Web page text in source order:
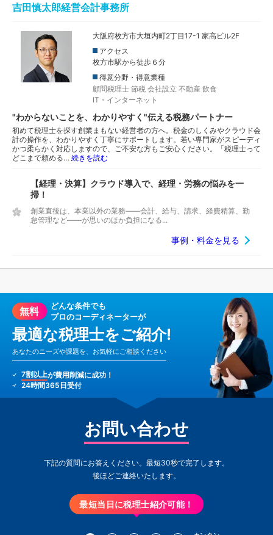
吉田慎太郎経営会計事務所
大阪府枚方市大垣内町2丁目17-1 家高ビル2F
アクセス
枚方市駅から徒歩６分
得意分野・得意業種
顧問税理士 節税 会社設立 不動産 飲食
IT・インターネット
"わからないことを、わかりやすく"伝える税務パートナー
初めて税理士を探す創業まもない経営者の方へ。税金のしくみやクラウド会
計の操作を、わかりやすく丁寧にサポートします。若い専門家がスピーディ
かつ柔らかく対応しますので、ご不安な方もご安心ください。「税理士って
どこまで頼める… 続きを読む
【経理・決算】クラウド導入で、経理・労務の悩みを一
掃！
創業直後は、本業以外の業務――会計、給与、請求、経費精算、勤
怠管理など――が思いのほか負担になる...
事例・料金を見る
無料
どんな条件でも
プロのコーディネーターが
最適な税理士をご紹介!
あなたのニーズや課題を、お気軽にご相談ください
7割以上が費用削減に成功！
24時間365日受付
お問い合わせ
下記の質問にお答えください。最短30秒で完了します。
後ほどご連絡いたします。
最短当日に税理士紹介可能！